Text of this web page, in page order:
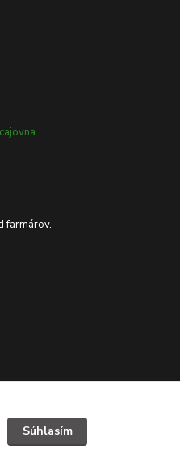
farmárov.
Súhlasím